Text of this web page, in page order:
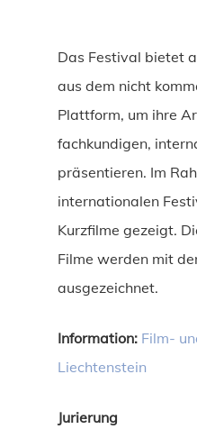
Das Festival bietet
aus dem nicht
Plattform, um ihre
fachkundigen,
präsentieren. Im
internationalen
Kurzfilme gezeigt.
Filme werden mit
ausgezeichnet.
Information: Film-
Liechtenstein
Jurierung